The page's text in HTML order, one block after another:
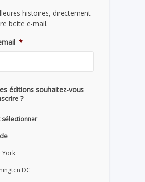
histoires, directement
boite e-mail.
*
éditions souhaitez-vous
?
sélectionner
York
DC